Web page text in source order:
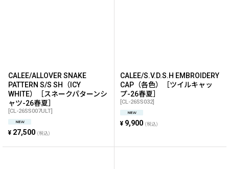
CALEE/ALLOVER SNAKE
PATTERN S/S SH（ICY
WHITE）［スネークパターンシ
ャツ-26春夏］
[CL-26SS007ULT]
¥ 27,500 (税込)
CALEE/S.V.D.S.H EMBROIDERY
CAP（各色）［ツイルキャッ
プ-26春夏］
[CL-26SS032]
¥ 9,900 (税込)